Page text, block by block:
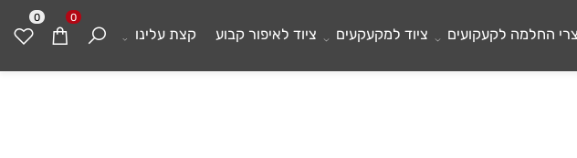
0 0
החלמה לקעקועים ציוד למקעקעים ציוד לאיפור קבוע קצת עלינו